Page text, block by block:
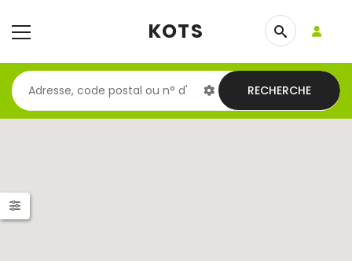
KOTS
RECHERCHE